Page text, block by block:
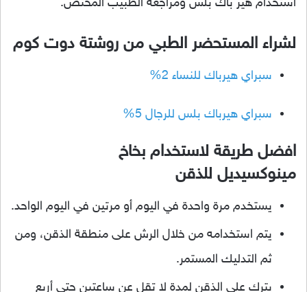
استخدام هير باك بلس ومراجعة الطبيب المختص.
لشراء المستحضر الطبي من روشتة دوت كوم
سبراي هيرباك للنساء 2%
سبراي هيرباك بلس للرجال 5%
افضل طريقة لاستخدام بخاخ
مينوكسيديل للذقن
يستخدم مرة واحدة في اليوم أو مرتين في اليوم الواحد.
يتم استخدامه من خلال الرش على منطقة الذقن، ومن
ثم التدليك المستمر.
يترك على الذقن لمدة لا تقل عن ساعتين حتي أربع